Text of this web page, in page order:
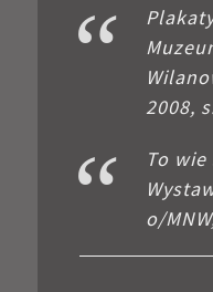
2008,
To
o/